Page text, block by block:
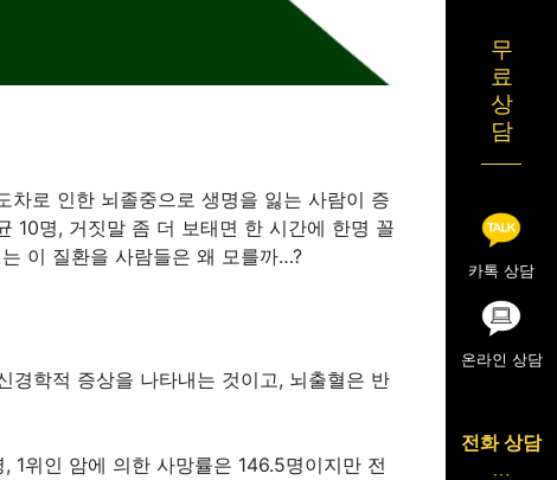
차로 인한 뇌졸중으로 생명을 잃는 사람이 증
10명, 거짓말 좀 더 보태면 한 시간에 한명 꼴
이 질환을 사람들은 왜 모를까…?
경학적 증상을 나타내는 것이고, 뇌출혈은 반
1위인 암에 의한 사망률은 146.5명이지만 전
무
료
상
담
카톡 상담
온라인 상담
전화 상담